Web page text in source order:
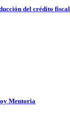
del crédito fiscal
Mentoria